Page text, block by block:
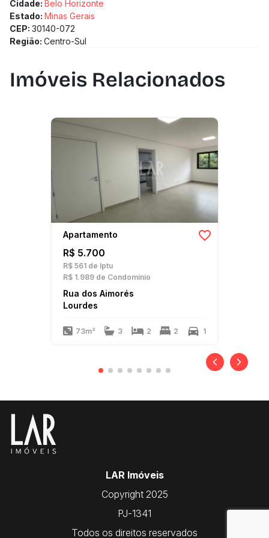
Solicitamos a confirmação com nossa equipe).
Cidade: Belo Horizonte
Estado: Minas Gerais
CEP: 30140-072
Região: Centro-Sul
Imóveis Relacionados
Apartamento
R$ 5.700
R$ 561 de Iptu
R$ 1.989 de Condomínio
Rua dos Aimorés
Lourdes
73m² 3 2 2 1
LAR Imóveis
Copyright 2025
PJ-1341
Todos os direitos reservados